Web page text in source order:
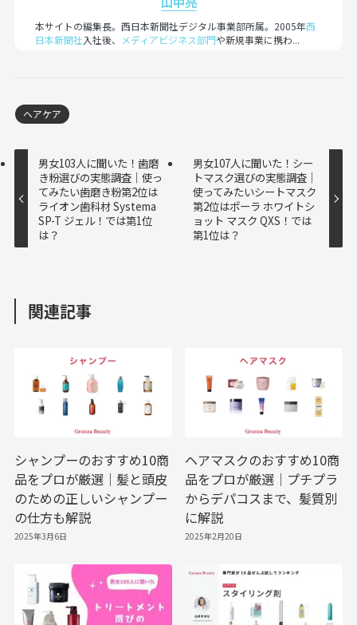
本サイトの編集長。西日本新聞社デジタル事業部所属。2005年西
日本新聞社入社後、 メディアビジネス部門や新規事業に携わ...
ヘアケア
男女103人に聞いた！歯磨
き粉選びの実態調査｜使っ
てみたい歯磨き粉第2位は
ライオン歯科材 Systema
SP-T ジェル！では第1位
は？
男女107人に聞いた！シー
トマスク選びの実態調査｜
使ってみたいシートマスク
第2位はポーラ ホワイトシ
ョット マスク QXS！では
第1位は？
関連記事
シャンプーのおすすめ10商
品をプロが厳選｜髪と頭皮
のための正しいシャンプー
の仕方も解説
2025年3月6日
ヘアマスクのおすすめ10商
品をプロが厳選｜プチプラ
からデパコスまで、髪質別
に解説
2025年2月20日